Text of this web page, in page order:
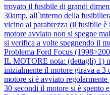
trovato il fusibile di grandi
30amp, all`interno della
vicino al parabrezza (il fusibile
motore avviato non si spegne
si verifica a volte spegnendo il
Problema Ford Focus
IL MOTORE nota: (dettagli) 1)
inizialmente il motore girava a
motore si è avviato
30 secondi il motore si è spento